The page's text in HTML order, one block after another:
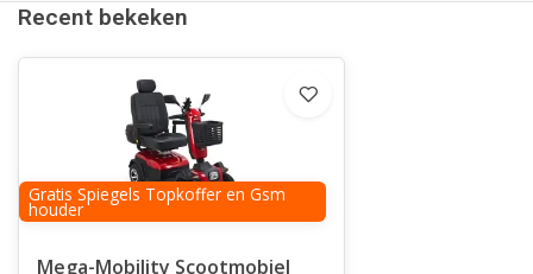
Recent bekeken
Gratis Spiegels Topkoffer en Gsm
houder
Mega-Mobility Scootmobiel